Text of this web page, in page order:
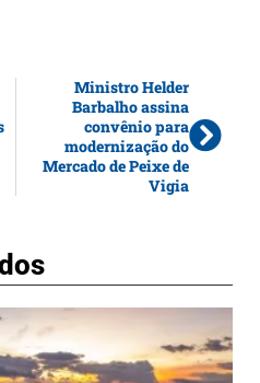
Ministro Helder
Barbalho assina
convênio para
modernização do
Mercado de Peixe de
Vigia